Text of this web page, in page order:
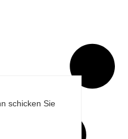
schicken Sie